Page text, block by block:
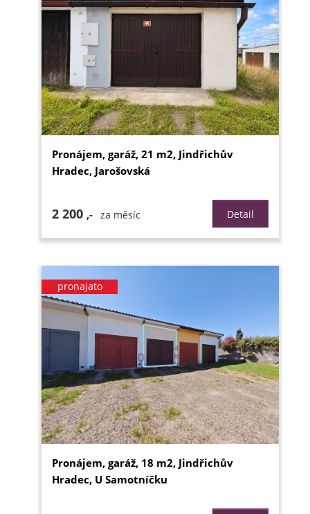
Pronájem, garáž, 21 m2, Jindřichův
Hradec, Jarošovská
2 200 ,- za měsíc Detail
pronajato
Pronájem, garáž, 18 m2, Jindřichův
Hradec, U Samotníčku